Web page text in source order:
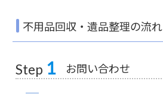
不用品回収・遺品整理の流れ
Step 1 お問い合わせ